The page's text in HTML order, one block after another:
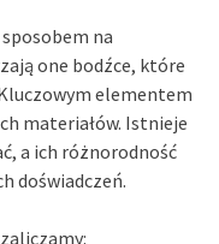
na
one bodźce, które
elementem
materiałów. Istnieje
a ich różnorodność
doświadczeń.